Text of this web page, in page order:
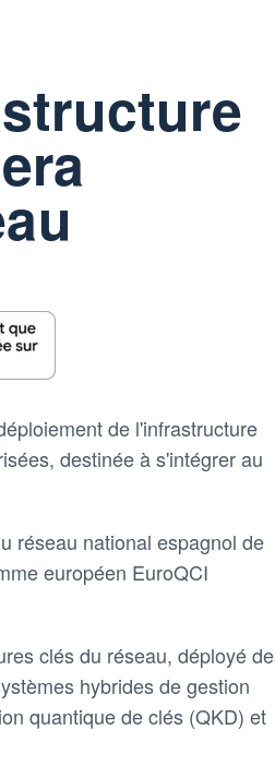
de l'infrastructure
destinée à s'intégrer au
réseau national espagnol de
européen EuroQCI
clés du réseau, déployé
hybrides de gestion
quantique de clés (QKD) et